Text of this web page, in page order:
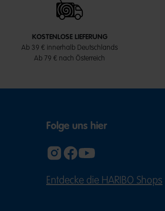
KOSTENLOSE LIEFERUNG
Ab 39 € innerhalb Deutschlands
Ab 79 € nach Österreich
Folge uns hier
Entdecke die HARIBO Shops